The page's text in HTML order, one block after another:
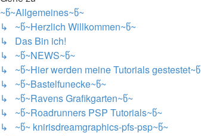
~წ~Allgemeines~წ~
↳ ~წ~Herzlich Willkommen~წ~
↳ Das Bin ich!
↳ ~წ~NEWS~წ~
↳ ~წ~Hier werden meine Tutorials
↳ ~წ~Bastelfunecke~წ~
↳ ~წ~Ravens Grafikgarten~წ~
↳ ~წ~Roadrunners PSP Tutorials~წ~
↳ ~წ~ knirisdreamgraphics-pfs-psp~წ~